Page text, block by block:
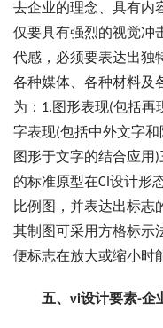
去企业的理念、具有内
仅要具有强烈的视觉冲
代感，必须要表达出独
各种媒体、各种材料及
为：1.图形表现(包括再
字表现(包括中外文字
图形于文字的结合应用
的标准原型在CI设计形
比例图，并表达出标志
其制图可采用方格标示
便标志在放大或缩小时
五、vi设计要素-企